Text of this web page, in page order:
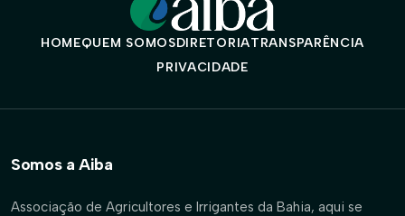
HOMEQUEM SOMOSDIRETORIATRANSPARÊNCIA
PRIVACIDADE
Somos a Aiba
Associação de Agricultores e Irrigantes da Bahia, aqui se